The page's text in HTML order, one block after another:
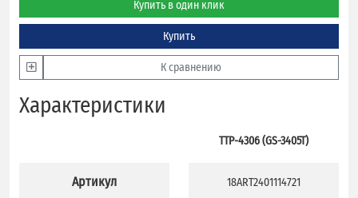
Купить в один клик
Купить
К сравнению
Характеристики
Артикул
TTP-4306 (GS-3405T)
18ART2401114721